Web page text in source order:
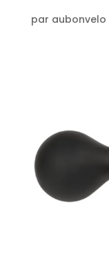
par aubonvelo